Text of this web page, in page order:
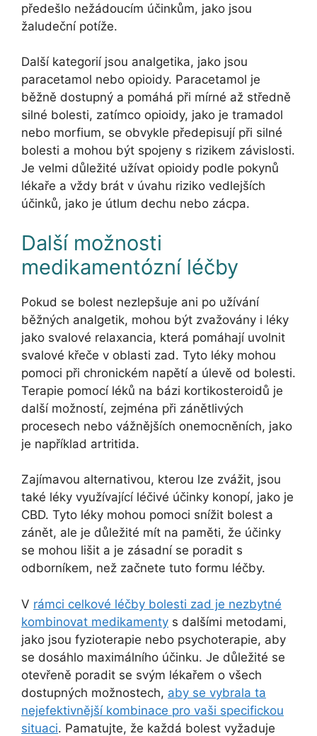
předešlo nežádoucím účinkům, jako jsou
žaludeční potíže.
Další kategorií jsou analgetika, jako jsou
paracetamol nebo opioidy. Paracetamol je
běžně dostupný a pomáhá při mírné až středně
silné bolesti, zatímco opioidy, jako je tramadol
nebo morfium, se obvykle předepisují při silné
bolesti a mohou být spojeny s rizikem závislosti.
Je velmi důležité užívat opioidy podle pokynů
lékaře a vždy brát v úvahu riziko vedlejších
účinků, jako je útlum dechu nebo zácpa.
Další možnosti
medikamentózní léčby
Pokud se bolest nezlepšuje ani po užívání
běžných analgetik, mohou být zvažovány i léky
jako svalové relaxancia, která pomáhají uvolnit
svalové křeče v oblasti zad. Tyto léky mohou
pomoci při chronickém napětí a úlevě od bolesti.
Terapie pomocí léků na bázi kortikosteroidů je
další možností, zejména při zánětlivých
procesech nebo vážnějších onemocněních, jako
je například artritida.
Zajímavou alternativou, kterou lze zvážit, jsou
také léky využívající léčivé účinky konopí, jako je
CBD. Tyto léky mohou pomoci snížit bolest a
zánět, ale je důležité mít na paměti, že účinky
se mohou lišit a je zásadní se poradit s
odborníkem, než začnete tuto formu léčby.
V rámci celkové léčby bolesti zad je nezbytné
kombinovat medikamenty s dalšími metodami,
jako jsou fyzioterapie nebo psychoterapie, aby
se dosáhlo maximálního účinku. Je důležité se
otevřeně poradit se svým lékařem o všech
dostupných možnostech, aby se vybrala ta
nejefektivnější kombinace pro vaši specifickou
situaci. Pamatujte, že každá bolest vyžaduje